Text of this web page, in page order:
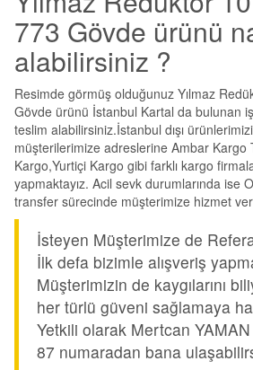
773 Gövde ürünü
alabilirsiniz ?
Resimde görmüş olduğunuz Yılmaz
Gövde ürünü İstanbul Kartal da bulunan
teslim alabilirsiniz.İstanbul dışı
müşterilerimize adreslerine Ambar Kargo
Kargo,Yurtiçi Kargo gibi farklı kargo
yapmaktayız. Acil sevk durumlarında ise
transfer sürecinde müşterimize hizmet
İsteyen Müşterimize de
İlk defa bizimle alışveriş
Müşterimizin de kaygılarını
her türlü güveni sağlamaya
Yetkili olarak Mertcan
87 numaradan bana